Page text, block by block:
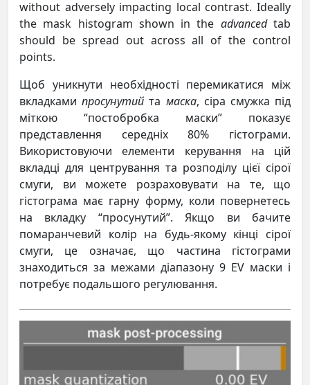
without adversely impacting local contrast. Ideally
the mask histogram shown in the advancedtab
should be spread out across all of the control
points.
Щоб уникнути необхідності перемикатися між
вкладкамипросунутий та маска, сіра смужка під
міткою “постобробка маски” показує
представлення середніх 80% гістограми.
Використовуючи елементи керування на цій
вкладці для центрування та розподілу цієї сірої
смуги, ви можете розраховувати на те, що
гістограма має гарну форму, коли повернетесь
на вкладку “просунутий”. Якщо ви бачите
помаранчевий колір на будь-якому кінці сірої
смуги, це означає, що частина гістограми
знаходиться за межами діапазону 9 EV маски і
потребує подальшого регулювання.